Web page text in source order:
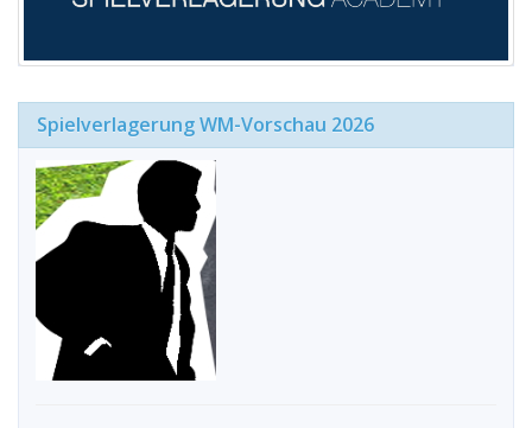
Spielverlagerung WM-Vorschau 2026